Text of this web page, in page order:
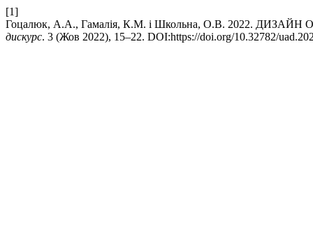
[1]
Гоцалюк, А.А., Гамалія, К.М. і Школьна, О.В. 2022.
дискурс. 3 (Жов 2022), 15–22. DOI:https://doi.org/10.32782/